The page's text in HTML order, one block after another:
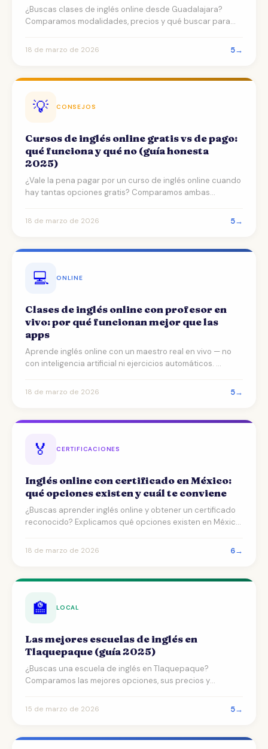
¿Buscas clases de inglés online desde Guadalajara?
Comparamos modalidades, precios y qué buscar para
18 de marzo de 2026 5→
💡 CONSEJOS
Cursos de inglés online gratis vs de pago:
qué funciona y qué no (guía honesta
2025)
¿Vale la pena pagar por un curso de inglés online cuando
hay tantas opciones gratis? Comparamos ambas
18 de marzo de 2026 5→
💻 ONLINE
Clases de inglés online con profesor en
vivo: por qué funcionan mejor que las
apps
Aprende inglés online con un maestro real en vivo — no
con inteligencia artificial ni ejercicios automáticos. …
18 de marzo de 2026 5→
🏅 CERTIFICACIONES
Inglés online con certificado en México:
qué opciones existen y cuál te conviene
¿Buscas aprender inglés online y obtener un certificado
reconocido? Explicamos qué opciones existen en México,
18 de marzo de 2026 6→
🏫 LOCAL
Las mejores escuelas de inglés en
Tlaquepaque (guía 2025)
¿Buscas una escuela de inglés en Tlaquepaque?
Comparamos las mejores opciones, sus precios y
15 de marzo de 2026 5→